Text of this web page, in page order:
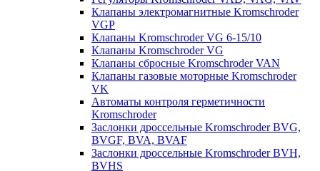
Клапаны электромагнитные Kromschroder
VGP
Клапаны Kromschroder VG 6-15/10
Клапаны Kromschroder VG
Клапаны сбросные Kromschroder VAN
Клапаны газовые моторные Kromschroder
VK
Автоматы контроля герметичности
Kromschroder
Заслонки дроссельные Kromschroder BVG,
BVGF, BVA, BVAF
Заслонки дроссельные Kromschroder BVH,
BVHS